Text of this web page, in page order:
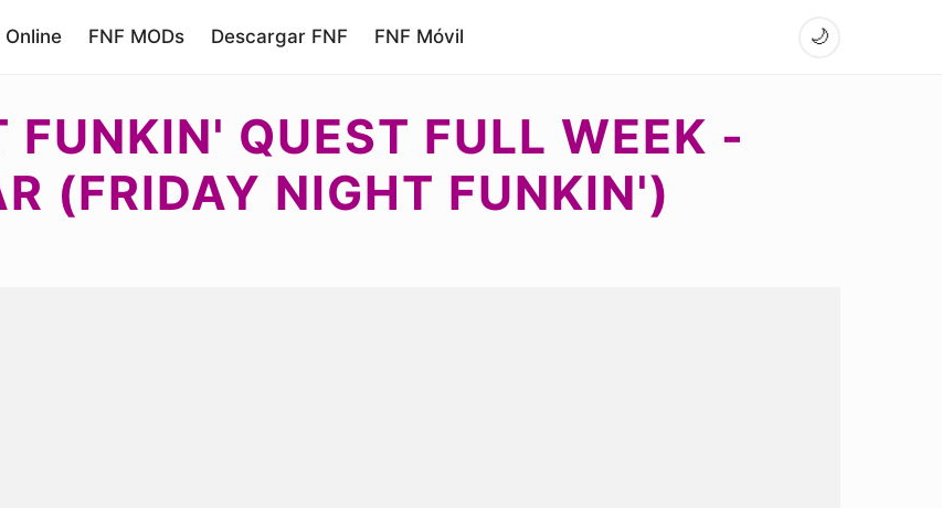
Online FNF MODs Descargar FNF FNF Móvil 🌙
FUNKIN' QUEST FULL WEEK -
(FRIDAY NIGHT FUNKIN')